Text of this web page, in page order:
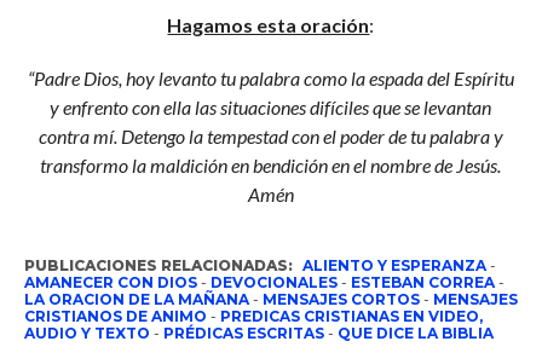
Hagamos esta oración:
“Padre Dios, hoy levanto tu palabra como la espada del Espíritu
y enfrento con ella las situaciones difíciles que se levantan
contra mí. Detengo la tempestad con el poder de tu palabra y
transformo la maldición en bendición en el nombre de Jesús.
Amén
PUBLICACIONES RELACIONADAS: ALIENTO Y ESPERANZA-
AMANECER CON DIOS- DEVOCIONALES- ESTEBAN CORREA-
LA ORACION DE LA MAÑANA- MENSAJES CORTOS- MENSAJES
CRISTIANOS DE ANIMO - PREDICAS CRISTIANAS EN VIDEO,
AUDIO Y TEXTO - PRÉDICAS ESCRITAS- QUE DICE LA BIBLIA